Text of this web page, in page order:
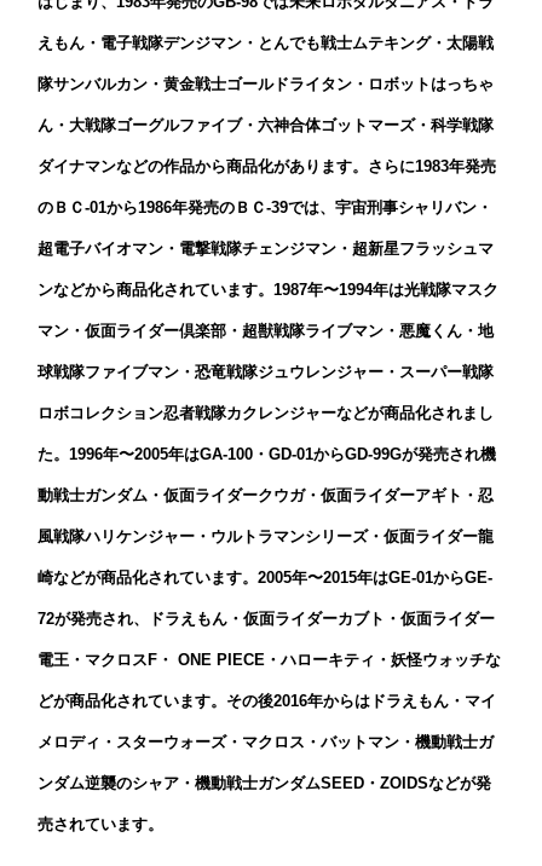
えもん・電子戦隊デンジマン・とんでも戦士ムテキング・太陽戦
隊サンバルカン・黄金戦士ゴールドライタン・ロボットはっちゃ
ん・大戦隊ゴーグルファイブ・六神合体ゴットマーズ・科学戦隊
ダイナマンなどの作品から商品化があります。さらに1983年発売
のＢＣ-01から1986年発売のＢＣ-39では、宇宙刑事シャリバン・
超電子バイオマン・電撃戦隊チェンジマン・超新星フラッシュマ
ンなどから商品化されています。1987年〜1994年は光戦隊マスク
マン・仮面ライダー倶楽部・超獣戦隊ライブマン・悪魔くん・地
球戦隊ファイブマン・恐竜戦隊ジュウレンジャー・スーパー戦隊
ロボコレクション忍者戦隊カクレンジャーなどが商品化されまし
た。1996年〜2005年はGA-100・GD-01からGD-99Gが発売され機
動戦士ガンダム・仮面ライダークウガ・仮面ライダーアギト・忍
風戦隊ハリケンジャー・ウルトラマンシリーズ・仮面ライダー龍
崎などが商品化されています。2005年〜2015年はGE-01からGE-
72が発売され、ドラえもん・仮面ライダーカブト・仮面ライダー
電王・マクロスF・ ONE PIECE・ハローキティ・妖怪ウォッチな
どが商品化されています。その後2016年からはドラえもん・マイ
メロディ・スターウォーズ・マクロス・バットマン・機動戦士ガ
ンダム逆襲のシャア・機動戦士ガンダムSEED・ZOIDSなどが発
売されています。